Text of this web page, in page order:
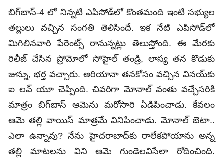
బిగ్‌బాస్‌-4 లో నిన్నటి ఎపిసోడ్‌లో కొంతమంది ఇంటి సభ్యుల
తల్లులు వచ్చిన సంగతి తెలిసిందే. ఇక నేటి ఎపిసోడ్‌లో
మిగిలిన‌వారి పేరెంట్స్ రానున్న‌ట్లు తెలుస్తోంది. ఈ మేర‌కు
రిలీజ్ చేసిన ప్రోమోలో సోహైల్ తండ్రి, లాస్య త‌న కొడుకు
జున్ను, భర్త వచ్చారు. అరియానా త‌న‌కోసం వ‌చ్చిన విన‌య్‌కు
ఐ ల‌వ్ యూ చెప్పింది. చివరిగా మోనాల్ వంతు వ‌చ్చేస‌రికి
మాత్రం బిగ్‌బాస్ ఆమెను మ‌రోసారి ఏడిపించాడు. కేవ‌లం
ఆమె త‌ల్లి వాయిస్ మాత్ర‌మే వినిపించాడు. మోనాల్ బెటా..
ఎలా ఉన్నావు? నేను హైద‌రాబాద్‌కు రాలేక‌పోయాను అన్న
త‌ల్లి మాట‌లను విని ఆమె గుండెల‌విసేలా రోదించింది.